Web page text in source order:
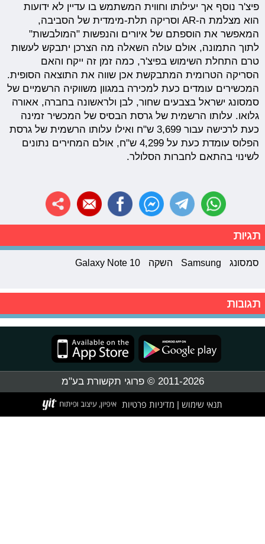
פיצ'ר נוסף אך יעילותו וחווית המשתמש בו עדיין לא ידועות
הוא מצלמת ה-AR וסריקה תלת-מימדית של הסביבה,
המאפשר את הוספתם של איורים והנפשות "המולבשות"
לתוך התמונה, אולם עולה השאלה מה הצרכן יתבקש לעשות
טרם התחלת השימוש בפיצ'ר, כמה זמן זה ייקח והאם
הסריקה הטרומית המתבקשת אכן שווה את התוצאה הסופית.
המכשירים עומדים כעת למכירה במגוון משווקיה הרשמיים של
סמסונג ישראל בצבעים שחור, לבן ולראשונה בחברה, אאורה
גלואו. עלותו הרשמית של גרסת הבסיס של המכשיר זמינה
כעת לרכישה עבור 3,699 ש"ח ואילו עלותו הרשמית של גרסת
הפלוס עומדת כעת על 4,299 ש"ח, אולם המחירים נתונים
לשינוי בהתאם לחברות הסלולר.
תגיות
סמסונג Samsung השקה Galaxy Note 10
תגובות
2011-2026 © פרוגי תקשורת בע"מ
תנאי שימוש מדיניות פרטיות